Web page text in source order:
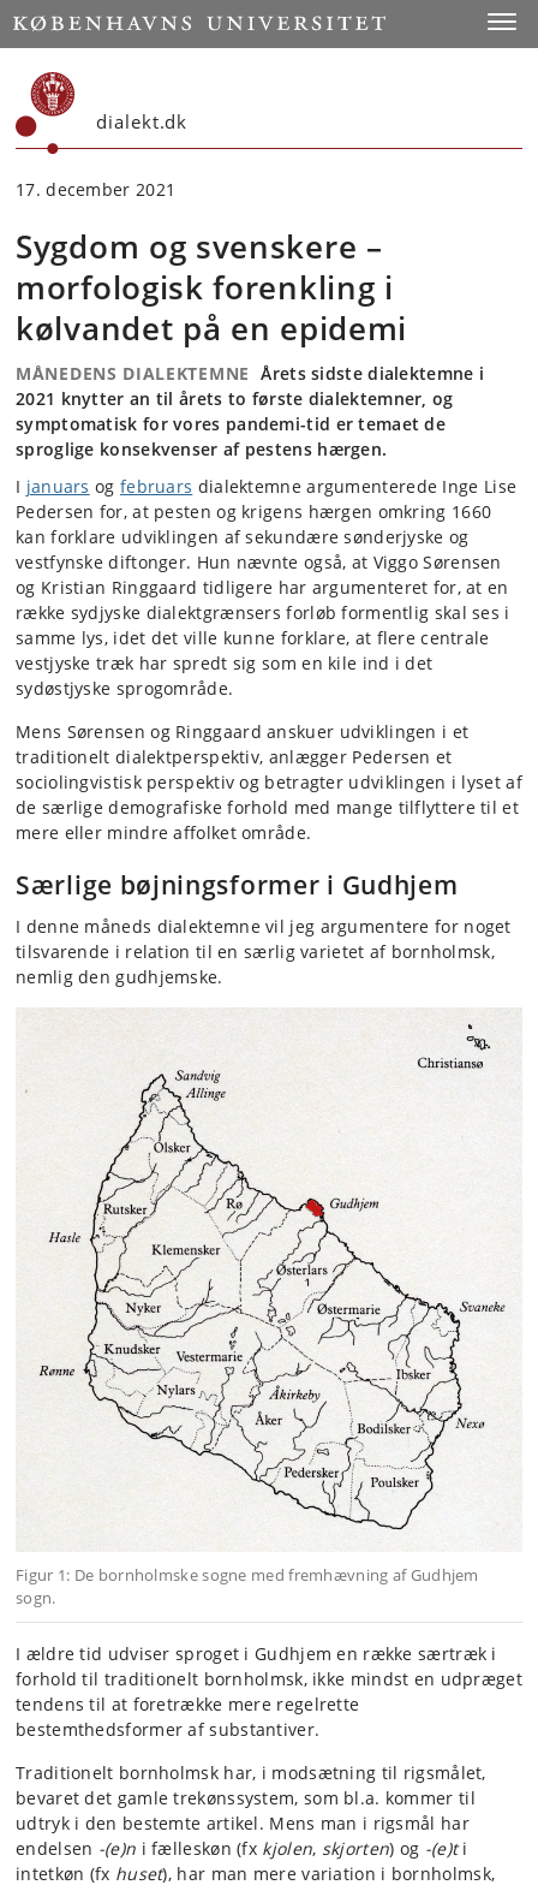
Start
dialekt.dk
17. december 2021
Sygdom og svenskere –
morfologisk forenkling i
kølvandet på en epidemi
MÅNEDENS DIALEKTEMNE Årets sidste dialektemne i
2021 knytter an til årets to første dialektemner, og
symptomatisk for vores pandemi-tid er temaet de
sproglige konsekvenser af pestens hærgen.
I januars og februars dialektemne argumenterede Inge Lise
Pedersen for, at pesten og krigens hærgen omkring 1660
kan forklare udviklingen af sekundære sønderjyske og
vestfynske diftonger. Hun nævnte også, at Viggo Sørensen
og Kristian Ringgaard tidligere har argumenteret for, at en
række sydjyske dialektgrænsers forløb formentlig skal ses i
samme lys, idet det ville kunne forklare, at flere centrale
vestjyske træk har spredt sig som en kile ind i det
sydøstjyske sprogområde.
Mens Sørensen og Ringgaard anskuer udviklingen i et
traditionelt dialektperspektiv, anlægger Pedersen et
sociolingvistisk perspektiv og betragter udviklingen i lyset af
de særlige demografiske forhold med mange tilflyttere til et
mere eller mindre affolket område.
Særlige bøjningsformer i Gudhjem
I denne måneds dialektemne vil jeg argumentere for noget
tilsvarende i relation til en særlig varietet af bornholmsk,
nemlig den gudhjemske.
Figur 1: De bornholmske sogne med fremhævning af Gudhjem
sogn.
I ældre tid udviser sproget i Gudhjem en række særtræk i
forhold til traditionelt bornholmsk, ikke mindst en udpræget
tendens til at foretrække mere regelrette
bestemthedsformer af substantiver.
Traditionelt bornholmsk har, i modsætning til rigsmålet,
bevaret det gamle trekønssystem, som bl.a. kommer til
udtryk i den bestemte artikel. Mens man i rigsmål har
endelsen -(e)n i fælleskøn (fx kjolen, skjorten) og -(e)ti
intetkøn (fx huset), har man mere variation i bornholmsk,